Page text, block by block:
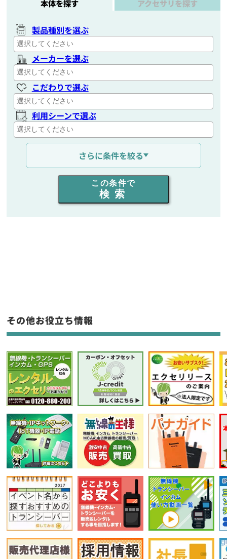
本体を探す アクセサリを探す
製品種別を選ぶ
メーカーを選ぶ
こだわりで選ぶ
利用シーンで選ぶ
通信距離を選ぶ
出力を選ぶ
同時通話人数を選ぶ
フリーワード入力(製品名等)
選択条件をリセット
さらに条件を絞る
この条件で
検索
その他お役立ち情報